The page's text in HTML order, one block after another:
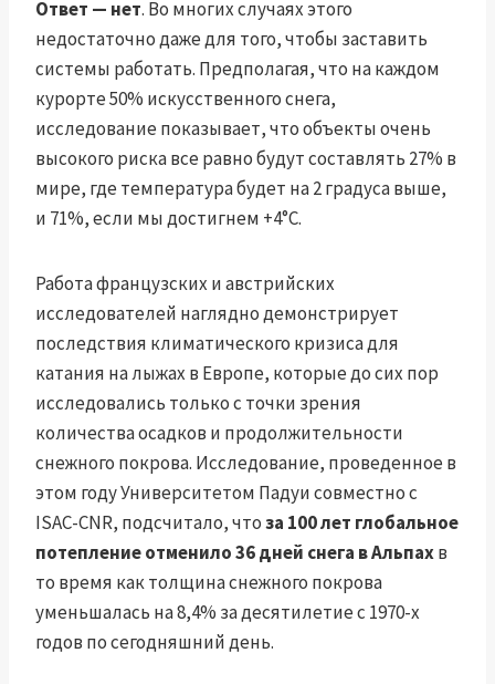
Ответ — нет. Во многих случаях этого
недостаточно даже для того, чтобы заставить
системы работать. Предполагая, что на каждом
курорте 50% искусственного снега,
исследование показывает, что объекты очень
высокого риска все равно будут составлять 27% в
мире, где температура будет на 2 градуса выше,
и 71%, если мы достигнем +4°C.
Работа французских и австрийских
исследователей наглядно демонстрирует
последствия климатического кризиса для
катания на лыжах в Европе, которые до сих пор
исследовались только с точки зрения
количества осадков и продолжительности
снежного покрова. Исследование, проведенное в
этом году Университетом Падуи совместно с
ISAC-CNR, подсчитало, чтоза 100 лет глобальное
потепление отменило 36 дней снега в Альпахв
то время как толщина снежного покрова
уменьшалась на 8,4% за десятилетие с 1970-х
годов по сегодняшний день.